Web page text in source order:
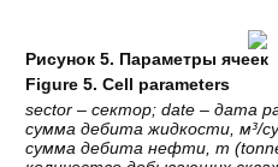
Рисунок 5. Параметры ячеек
Figure 5. Cell parameters
sector –сектор; date –дата
сумма дебита жидкости ,м³/
сумма дебита нефти ,т